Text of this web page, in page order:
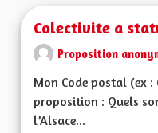
Colectivite a
Proposition
Mon Code postal (ex
proposition : Quels
l’Alsace...